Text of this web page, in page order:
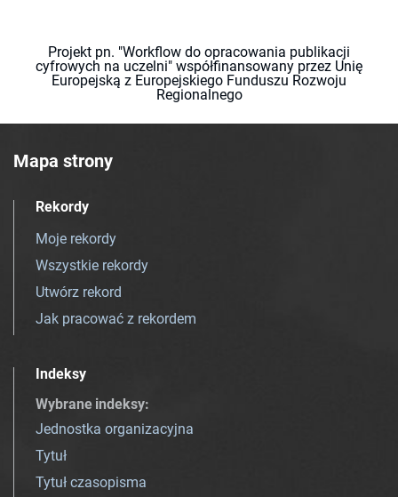
Projekt pn. "Workflow do opracowania publikacji
cyfrowych na uczelni" współfinansowany przez Unię
Europejską z Europejskiego Funduszu Rozwoju
Regionalnego
Mapa strony
Rekordy
Moje rekordy
Wszystkie rekordy
Utwórz rekord
Jak pracować z rekordem
Indeksy
Wybrane indeksy:
Jednostka organizacyjna
Tytuł
Tytuł czasopisma